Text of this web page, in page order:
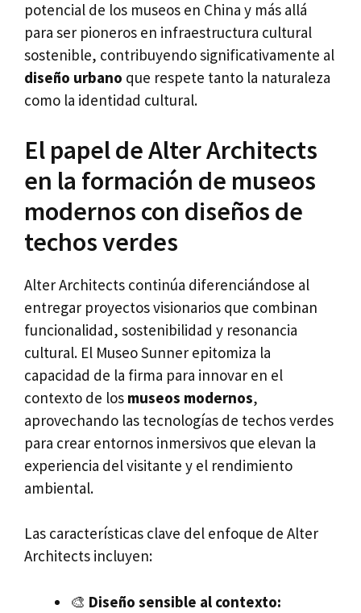
potencial de los museos en China y más allá
para ser pioneros en infraestructura cultural
sostenible, contribuyendo significativamente al
diseño urbano que respete tanto la naturaleza
como la identidad cultural.
El papel de Alter Architects
en la formación de museos
modernos con diseños de
techos verdes
Alter Architects continúa diferenciándose al
entregar proyectos visionarios que combinan
funcionalidad, sostenibilidad y resonancia
cultural. El Museo Sunner epitomiza la
capacidad de la firma para innovar en el
contexto de los museos modernos,
aprovechando las tecnologías de techos verdes
para crear entornos inmersivos que elevan la
experiencia del visitante y el rendimiento
ambiental.
Las características clave del enfoque de Alter
Architects incluyen:
🎨 Diseño sensible al contexto: